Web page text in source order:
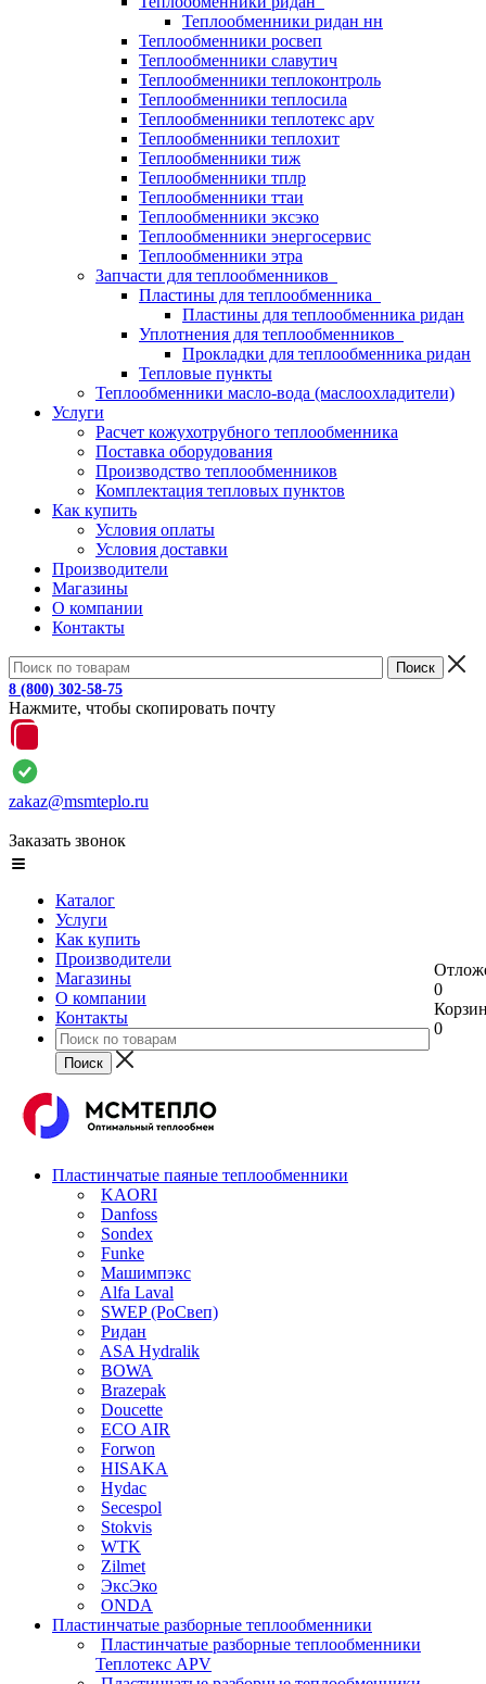
Теплообменники ридан нн
Теплообменники росвеп
Теплообменники славутич
Теплообменники теплоконтроль
Теплообменники теплосила
Теплообменники теплотекс apv
Теплообменники теплохит
Теплообменники тиж
Теплообменники тплр
Теплообменники ттаи
Теплообменники эксэко
Теплообменники энергосервис
Теплообменники этра
Запчасти для теплообменников
Пластины для теплообменника
Пластины для теплообменника ридан
Уплотнения для теплообменников
Прокладки для теплообменника ридан
Тепловые пункты
Теплообменники масло-вода (маслоохладители)
Услуги
Расчет кожухотрубного теплообменника
Поставка оборудования
Производство теплообменников
Комплектация тепловых пунктов
Как купить
Условия оплаты
Условия доставки
Производители
Магазины
О компании
Контакты
8 (800) 302-58-75
Нажмите, чтобы скопировать почту
zakaz@msmteplo.ru
Заказать звонок
Каталог
Услуги
Как купить
Производители
Магазины
О компании
Контакты
0
0
Пластинчатые паяные теплообменники
KAORI
Danfoss
Sondex
Funke
Машимпэкс
Alfa Laval
SWEP (РоСвеп)
Ридан
ASA Hydralik
BOWA
Brazepak
Doucette
ECO AIR
Forwon
HISAKA
Hydac
Secespol
Stokvis
WTK
Zilmet
ЭксЭко
ONDA
Пластинчатые разборные теплообменники
Пластинчатые разборные теплообменники
Теплотекс APV